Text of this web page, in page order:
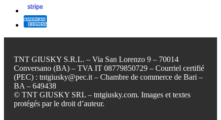
TNT GIUSKY S.R.L. – Via San Lorenzo 9 – 70014
Conversano (BA) – TVA IT 08779850729 – Courriel certifié
(PEC) : tntgiusky@pec.it – Chambre de commerce de Bari –
BA – 649438
© TNT GIUSKY SRL – tntgiusky.com. Images et textes
protégés par le droit d’auteur.